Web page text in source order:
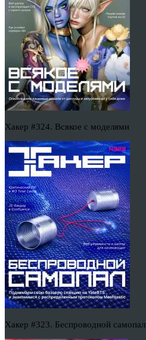
Хакер #324. Всякое с моделями
Хакер #323. Беспроводной самопал